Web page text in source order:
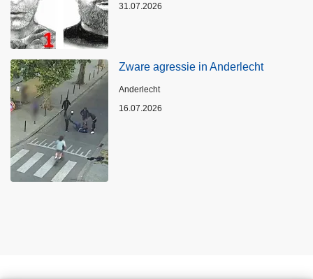
31.07.2026
Zware agressie in Anderlecht
Plaats
Anderlecht
16.07.2026